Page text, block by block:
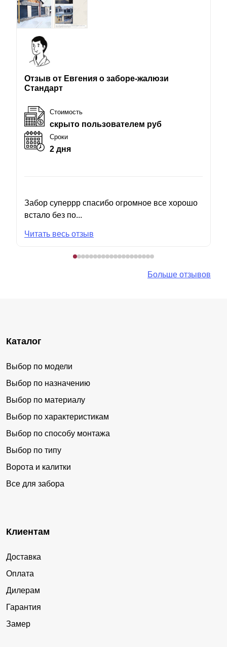
Отзыв от Евгения о заборе-жалюзи
Стандарт
Стоимость
скрыто пользователем руб
Сроки
2 дня
Забор суперрр спасибо огромное все хорошо
встало без по...
Читать весь отзыв
Больше отзывов
Каталог
Выбор по модели
Выбор по назначению
Выбор по материалу
Выбор по характеристикам
Выбор по способу монтажа
Выбор по типу
Ворота и калитки
Все для забора
Клиентам
Доставка
Оплата
Дилерам
Гарантия
Замер